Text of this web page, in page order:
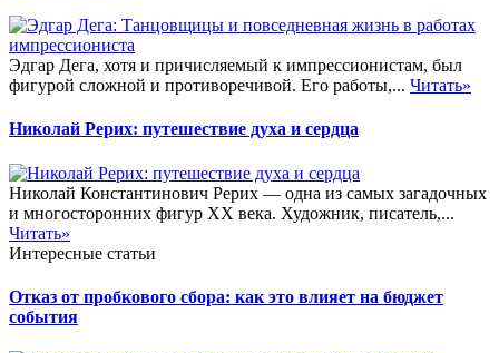
Эдгар Дега, хотя и причисляемый к импрессионистам, был
фигурой сложной и противоречивой. Его работы,... Читать»
Николай Рерих: путешествие духа и сердца
Николай Константинович Рерих — одна из самых загадочных
и многосторонних фигур XX века. Художник, писатель,...
Читать»
Интересные статьи
Отказ от пробкового сбора: как это влияет на бюджет
события